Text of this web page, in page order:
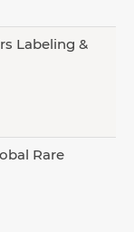
Labeling &
Rare